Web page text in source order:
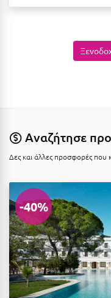
Μεσολόγγι
Μπάνσκο
Μπούκα Μεσσηνίας
Μύκονος
Μυστράς
Μυτιλήνη
Αναζήτησε
Δες και άλλες προσφορές που
-40%